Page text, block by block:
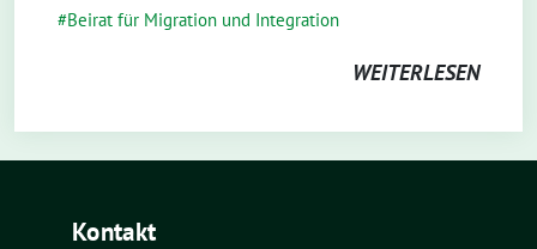
Beirat für Migration und Integration
WEITERLESEN
Kontakt